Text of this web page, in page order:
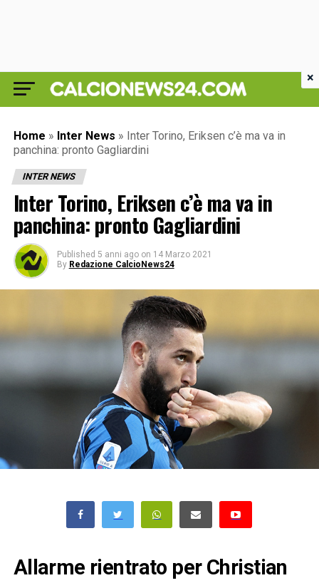
Home » Inter News » Inter Torino, Eriksen c’è ma va in
panchina: pronto Gagliardini
INTER NEWS
Inter Torino, Eriksen c’è ma va in
panchina: pronto Gagliardini
Published 5 anni ago on 14 Marzo 2021
By Redazione CalcioNews24
Allarme rientrato per Christian
×